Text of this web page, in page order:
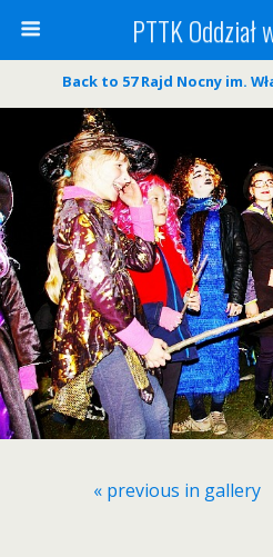
PTTK Oddział
Back to 57 Rajd Nocny im.
« previous in gallery